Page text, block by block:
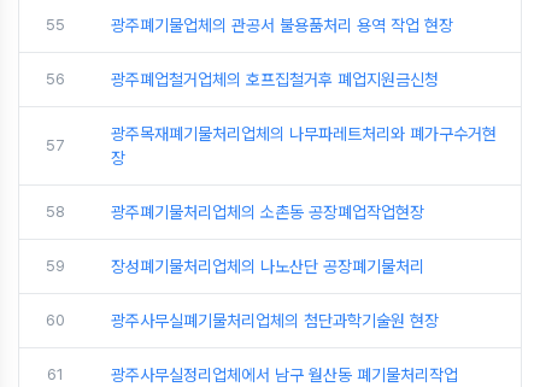
55 광주폐기물업체의 관공서 불용품처리 용역 작업 현장
56 광주폐업철거업체의 호프집철거후 폐업지원금신청
57
광주목재폐기물처리업체의 나무파레트처리와 폐가구수거현
장
58 광주폐기물처리업체의 소촌동 공장폐업작업현장
59 장성폐기물처리업체의 나노산단 공장폐기물처리
60 광주사무실폐기물처리업체의 첨단과학기술원 현장
61 광주사무실정리업체에서 남구 월산동 폐기물처리작업